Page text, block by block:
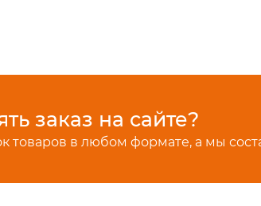
заказ на сайте?
товаров в любом формате, а мы